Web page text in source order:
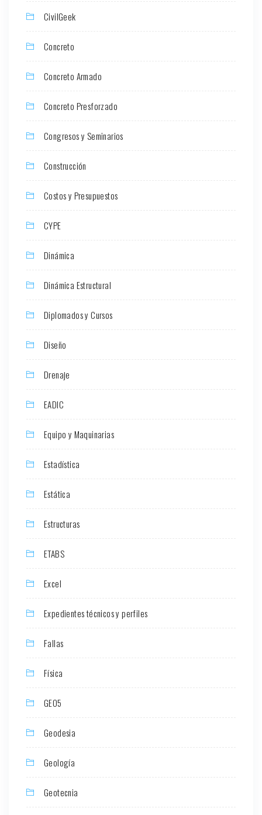
CivilGeek
Concreto
Concreto Armado
Concreto Presforzado
Congresos y Seminarios
Construcción
Costos y Presupuestos
CYPE
Dinámica
Dinámica Estructural
Diplomados y Cursos
Diseño
Drenaje
EADIC
Equipo y Maquinarias
Estadística
Estática
Estructuras
ETABS
Excel
Expedientes técnicos y perfiles
Fallas
Física
GEO5
Geodesia
Geología
Geotecnia